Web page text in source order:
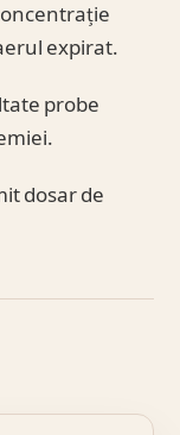
expirat.
probe
dosar de